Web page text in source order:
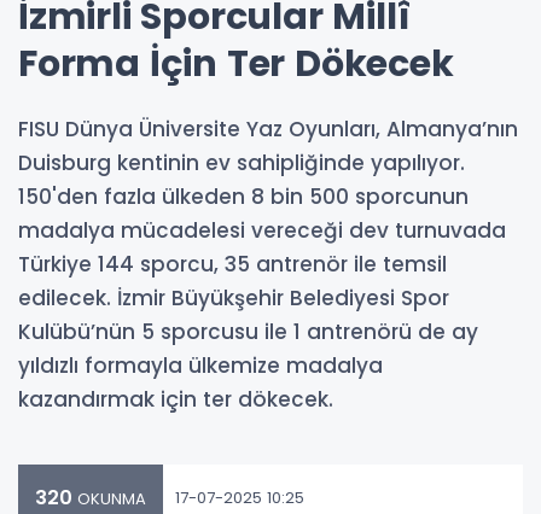
İzmirli Sporcular Millî
Forma İçin Ter Dökecek
FISU Dünya Üniversite Yaz Oyunları, Almanya’nın
Duisburg kentinin ev sahipliğinde yapılıyor.
150'den fazla ülkeden 8 bin 500 sporcunun
madalya mücadelesi vereceği dev turnuvada
Türkiye 144 sporcu, 35 antrenör ile temsil
edilecek. İzmir Büyükşehir Belediyesi Spor
Kulübü’nün 5 sporcusu ile 1 antrenörü de ay
yıldızlı formayla ülkemize madalya
kazandırmak için ter dökecek.
320 OKUNMA 17-07-2025 10:25